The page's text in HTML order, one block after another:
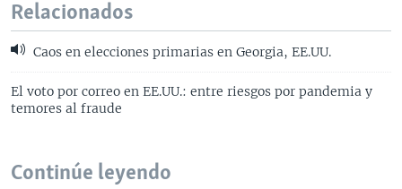
Relacionados
Caos en elecciones primarias en Georgia, EE.UU.
El voto por correo en EE.UU.: entre riesgos por pandemia y
temores al fraude
Continúe leyendo